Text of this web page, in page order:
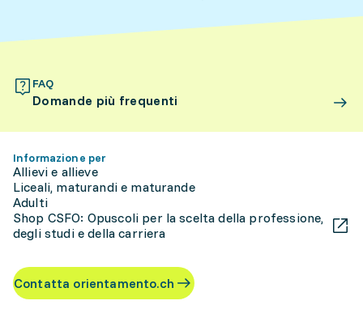
FAQ
Domande più frequenti
Informazione per
Allievi e allieve
Liceali, maturandi e maturande
Adulti
Shop CSFO: Opuscoli per la scelta della professione,
degli studi e della carriera
Contatta orientamento.ch